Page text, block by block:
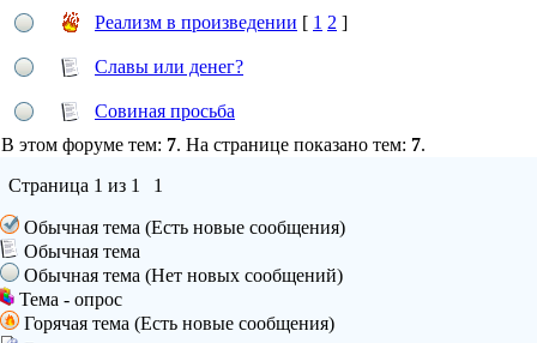
Реализм в произведении [ 1 2 ]
Славы или денег?
Совиная просьба
В этом форуме тем: 7. На странице показано тем: 7.
Страница 1 из 1 1
Обычная тема (Есть новые сообщения)
Обычная тема
Обычная тема (Нет новых сообщений)
Тема - опрос
Горячая тема (Есть новые сообщения)